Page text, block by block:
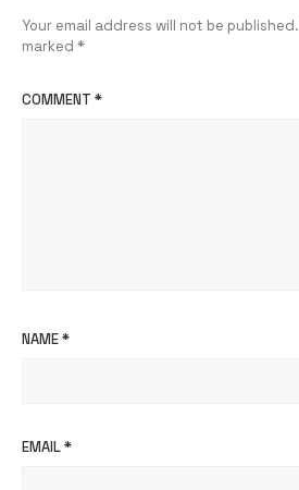
Your email address will not be published.
marked *
COMMENT *
NAME*
EMAIL*